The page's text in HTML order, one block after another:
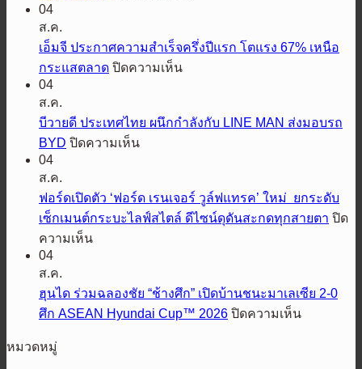
ต้า
และ
ใหม่
ปี
รุ่น
ย่อย
04
ส.ค.
เอ็มจี ประกาศความสำเร็จครึ่งปีแรก โตแรง 67% เหนือ
กระแสตลาด ปิดความเห็นบน
ประกาศ
ครึ่ง
ปี
แรก
67%
เหนือ
กระแส
04
ส.ค.
บีวายดี ประเทศไทย ผนึกกำลังกับ LINE MAN ส่งมอบรถ
BYD ปิดความเห็นบน
ดี
ประเทศไทย
LINE
MAN
04
ส.ค.
ฟอร์ดเปิดตัว ‘ฟอร์ด เรนเจอร์ วูล์ฟแทรค’ ใหม่ ยกระดับ
เซ็กเมนต์กระบะไลฟ์สไตล์ ดีไซน์ดุดันสะกดทุกสายตา ปิด
ความเห็นบน
เปิด
ตัว
04
ส.ค.
ฮุนได ร่วมฉลองชัย “ช้างศึก” เปิดบ้านชนะมาเลเซีย 2-0
ศึก ASEAN Hyundai Cup™ 2026 ปิดความเห็นบน
หมวดหมู่